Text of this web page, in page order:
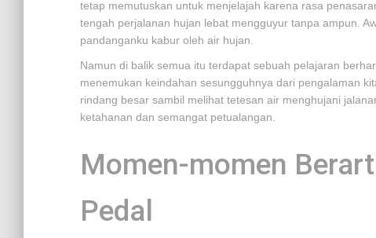
tetap memutuskan untuk menjelajah karena rasa
tengah perjalanan hujan lebat mengguyur tanpa ampun.
pandanganku kabur oleh air hujan.
Namun di balik semua itu terdapat sebuah pelajaran
menemukan keindahan sesungguhnya dari pengalaman
rindang besar sambil melihat tetesan air menghujani
ketahanan dan semangat petualangan.
Momen-momen
Pedal